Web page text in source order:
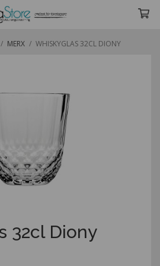
/ MERX / WHISKYGLAS 32CL DIONY
32cl Diony